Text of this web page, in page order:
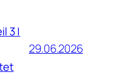
3 |
29.06.2026